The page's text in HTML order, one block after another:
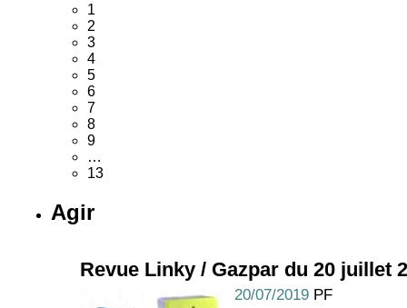
1
2
3
4
5
6
7
8
9
…
13
Agir
Revue Linky / Gazpar du 20 juillet
20/07/2019 PF